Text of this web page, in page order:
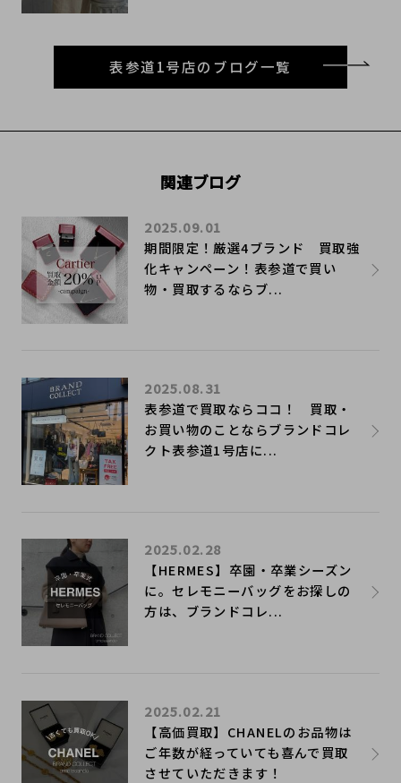
表参道1号店のブログ一覧
関連ブログ
期間限定！厳選4ブランド 買取強
化キャンペーン！表参道で買い
物・買取するならブ...
2025.09.01
表参道で買取ならココ！ 買取・
お買い物のことならブランドコレ
クト表参道1号店に...
2025.08.31
【HERMES】卒園・卒業シーズン
に。セレモニーバッグをお探しの
方は、ブランドコレ...
2025.02.28
【高価買取】CHANELのお品物は
ご年数が経っていても喜んで買取
させていただきます！
2025.02.21